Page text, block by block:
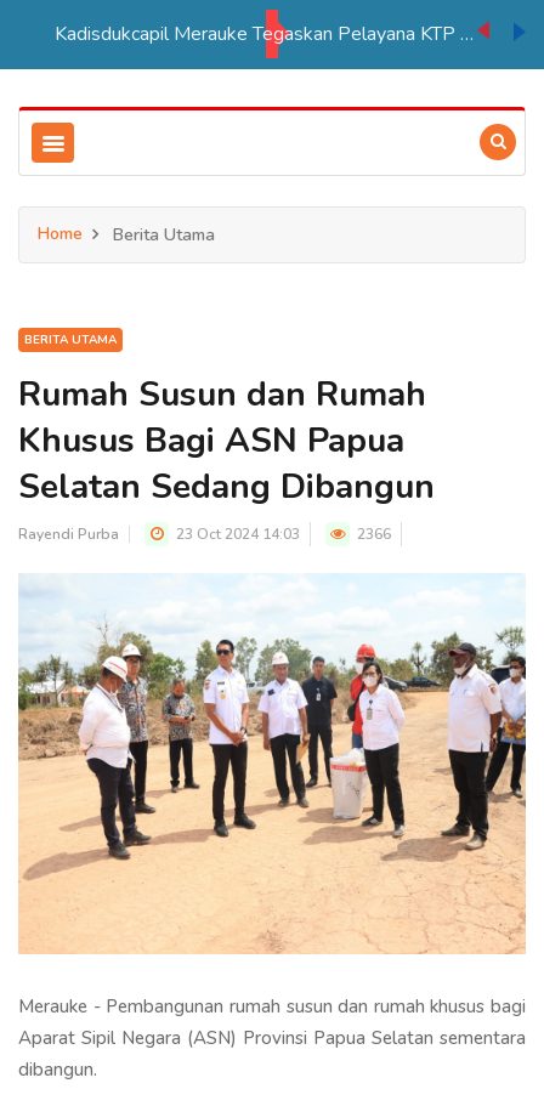
Kadisdukcapil Merauke Tegaskan Pelayana KTP Sesuai SOP
Home Berita Utama
BERITA UTAMA
Rumah Susun dan Rumah
Khusus Bagi ASN Papua
Selatan Sedang Dibangun
Rayendi Purba 23 Oct 2024 14:03 2366
Merauke - Pembangunan rumah susun dan rumah khusus bagi
Aparat Sipil Negara (ASN) Provinsi Papua Selatan sementara
dibangun.